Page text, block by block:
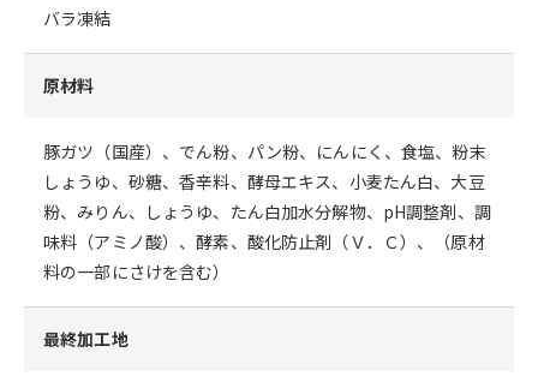
バラ凍結
原材料
豚ガツ（国産）、でん粉、パン粉、にんにく、食塩、粉末
しょうゆ、砂糖、香辛料、酵母エキス、小麦たん白、大豆
粉、みりん、しょうゆ、たん白加水分解物、pH調整剤、調
味料（アミノ酸）、酵素、酸化防止剤（Ｖ．Ｃ）、（原材
料の一部にさけを含む）
最終加工地